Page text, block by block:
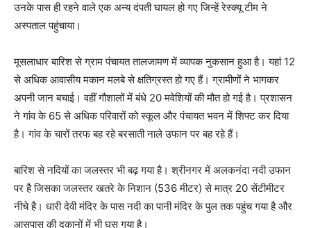
उनके पास ही रहने वाले एक अन्य दंपती घायल हो गए जिन्हें रेस्क्यू टीम ने
अस्पताल पहुंचाया।
मूसलाधार बारिश से ग्राम पंचायत तालजामण में व्यापक नुकसान हुआ है। यहां 12
से अधिक आवासीय मकान मलबे से क्षतिग्रस्त हो गए हैं। ग्रामीणों ने भागकर
अपनी जान बचाई। वहीं गौशालों में बंधे 20 मवेशियों की मौत हो गई है। प्रशासन
ने गांव के 65 से अधिक परिवारों को स्कूल और पंचायत भवन में शिफ्ट कर दिया
है। गांव के चारों तरफ बह रहे बरसाती नाले उफान पर बह रहे हैं।
बारिश से नदियों का जलस्तर भी बढ़ गया है। श्रीनगर में अलकनंदा नदी उफान
पर है जिसका जलस्तर खतरे के निशान (536 मीटर) से मात्र 20 सेंटीमीटर
नीचे है। धारी देवी मंदिर के पास नदी का पानी मंदिर के पुल तक पहुंच गया है और
आसपास की दुकानों में भी घुस गया है।